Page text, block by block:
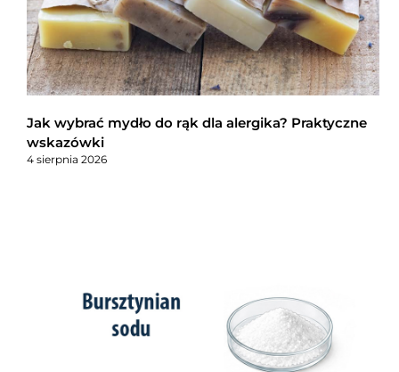
Jak wybrać mydło do rąk dla alergika? Praktyczne
wskazówki
4 sierpnia 2026